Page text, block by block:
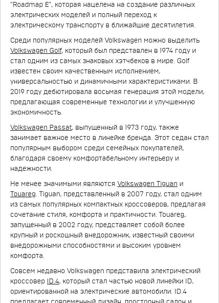
"Roadmap E", которая нацелена на создание различных
электрических моделей и полный переход к
электрическому транспорту в ближайшие десятилетия.
Среди популярных моделей Volkswagen можно выделить
Volkswagen Golf, который был представлен в 1974 году и
стал одним из самых знаковых хэтчбеков в мире. Golf
известен своим качественным исполнением,
универсальностью и динамичными характеристиками. В
2019 году дебютировала восьмая генерация этой модели,
предлагающая современные технологии и улучшенную
экономичность.
Volkswagen Passat, выпущенный в 1973 году, также
занимает важное место в линейке бренда. Этот седан стал
популярным выбором среди семейных покупателей,
благодаря своему комфортабельному интерьеру и
надежности.
Не менее значимыми являются Volkswagen Tiguan и
Touareg. Tiguan, представленный в 2007 году, стал одним
из самых популярных компактных кроссоверов, предлагая
сочетание стиля, комфорта и практичности. Touareg,
запущенный в 2002 году, представляет собой более
крупный и роскошный внедорожник, известный своими
внедорожными способностями и высоким уровнем
комфорта.
Совсем недавно Volkswagen представила электрический
кроссовер
ID.4, который стал частью новой линейки ID,
ориентированной на электрические автомобили. ID.4